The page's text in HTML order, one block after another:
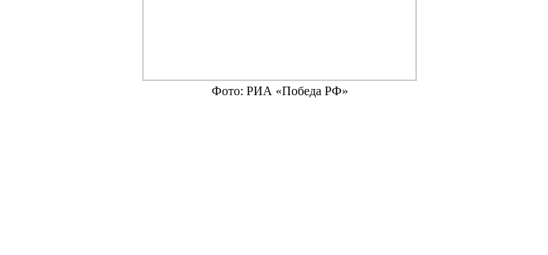
Фото: РИА «Победа РФ»